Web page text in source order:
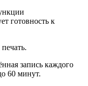
готовность к
запись каждого
60 минут.